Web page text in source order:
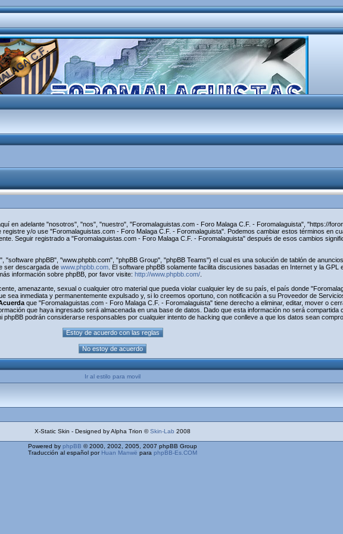
en adelante "nosotros", "nos", "nuestro", "Foromalaguistas.com - Foro Malaga C.F. - Foromalaguista", "https://
y/o use "Foromalaguistas.com - Foro Malaga C.F. - Foromalaguista". Podemos cambiar estos términos en
Seguir registrado a "Foromalaguistas.com - Foro Malaga C.F. - Foromalaguista" después de esos cambios
phpBB", "www.phpbb.com", "phpBB Group", "phpBB Teams") el cual es una solución de tablón de
ser descargada de www.phpbb.com . El software phpBB solamente facilita discusiones basadas en Internet y la
información sobre phpBB, por favor visite: http://www.phpbb.com/
amenazante, sexual o cualquier otro material que pueda violar cualquier ley de su país, el país donde
sea inmediata y permanentemente expulsado y, si lo creemos oportuno, con notificación a su Proveedor de
que "Foromalaguistas.com - Foro Malaga C.F. - Foromalaguista" tiene derecho a eliminar, editar, mover o
que haya ingresado será almacenada en una base de datos. Dado que esta información no será compartida
podrán considerarse responsables por cualquier intento de hacking que conlleve a que los datos sean
Ir al estilo para movil
X-Static Skin - Designed by Alpha Trion ©Skin-Lab 2008
Powered by phpBB © 2000, 2002, 2005, 2007 phpBB Group
Traducción al español por Huan Manwë para phpBB-Es.COM